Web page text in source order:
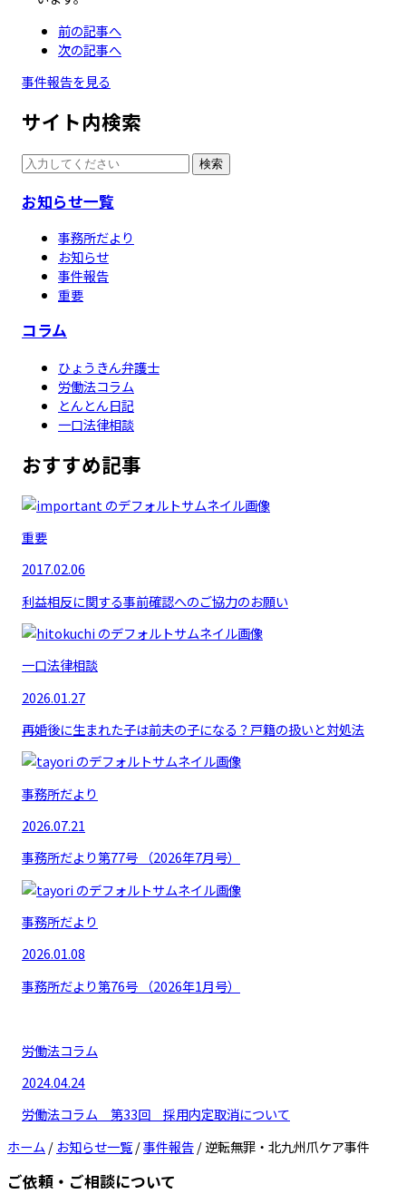
前の記事へ
次の記事へ
事件報告を見る
サイト内検索
検索
お知らせ一覧
事務所だより
お知らせ
事件報告
重要
コラム
ひょうきん弁護士
労働法コラム
とんとん日記
一口法律相談
おすすめ記事
重要
2017.02.06
利益相反に関する事前確認へのご協力のお願い
一口法律相談
2026.01.27
再婚後に生まれた子は前夫の子になる？戸籍の扱いと対処法
事務所だより
2026.07.21
事務所だより第77号 （2026年7月号）
事務所だより
2026.01.08
事務所だより第76号 （2026年1月号）
労働法コラム
2024.04.24
労働法コラム 第33回 採用内定取消について
ホーム / お知らせ一覧/事件報告/逆転無罪・北九州爪ケア事件
ご依頼・ご相談について